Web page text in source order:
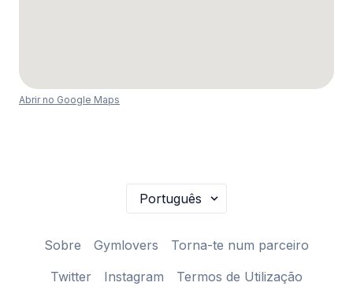
Abrir no Google Maps
Sobre Gymlovers
Torna-te num parceiro
Twitter
Instagram
Termos de Utilização